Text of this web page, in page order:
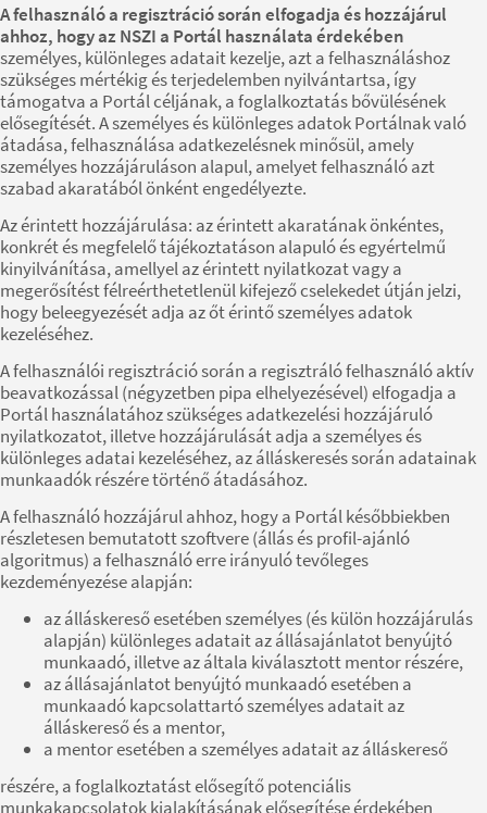
A felhasználó a regisztráció során elfogadja és hozzájárul
ahhoz, hogy az NSZI a Portál használata érdekében
személyes, különleges adatait kezelje, azt a felhasználáshoz
szükséges mértékig és terjedelemben nyilvántartsa, így
támogatva a Portál céljának, a foglalkoztatás bővülésének
elősegítését. A személyes és különleges adatok Portálnak való
átadása, felhasználása adatkezelésnek minősül, amely
személyes hozzájáruláson alapul, amelyet felhasználó azt
szabad akaratából önként engedélyezte.
Az érintett hozzájárulása: az érintett akaratának önkéntes,
konkrét és megfelelő tájékoztatáson alapuló és egyértelmű
kinyilvánítása, amellyel az érintett nyilatkozat vagy a
megerősítést félreérthetetlenül kifejező cselekedet útján jelzi,
hogy beleegyezését adja az őt érintő személyes adatok
kezeléséhez.
A felhasználói regisztráció során a regisztráló felhasználó aktív
beavatkozással (négyzetben pipa elhelyezésével) elfogadja a
Portál használatához szükséges adatkezelési hozzájáruló
nyilatkozatot, illetve hozzájárulását adja a személyes és
különleges adatai kezeléséhez, az álláskeresés során adatainak
munkaadók részére történő átadásához.
A felhasználó hozzájárul ahhoz, hogy a Portál későbbiekben
részletesen bemutatott szoftvere (állás és profil-ajánló
algoritmus) a felhasználó erre irányuló tevőleges
kezdeményezése alapján:
az álláskereső esetében személyes (és külön hozzájárulás
alapján) különleges adatait az állásajánlatot benyújtó
munkaadó, illetve az általa kiválasztott mentor részére,
az állásajánlatot benyújtó munkaadó esetében a
munkaadó kapcsolattartó személyes adatait az
álláskereső és a mentor,
a mentor esetében a személyes adatait az álláskereső
részére, a foglalkoztatást elősegítő potenciális
munkakapcsolatok kialakításának elősegítése érdekében